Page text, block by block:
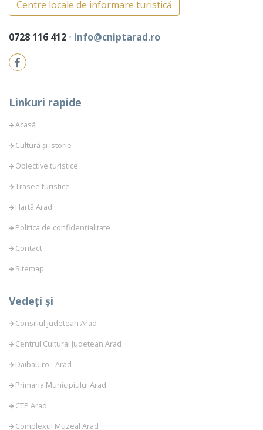
Centre locale de informare turistică
0728 116 412 ⋅ info@cniptarad.ro
Linkuri rapide
Acasă
Cultură și istorie
Obiective turistice
Trasee turistice
Hartă Arad
Politica de confidențialitate
Contact
Sitemap
Vedeți și
Consiliul Judetean Arad
Centrul Cultural Judetean Arad
Daibau.ro - Arad
Primaria Municipiului Arad
CTP Arad
Complexul Muzeal Arad